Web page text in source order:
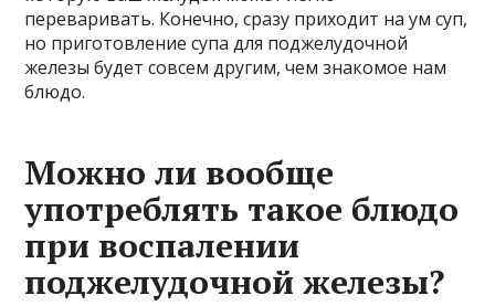
переваривать. Конечно, сразу приходит на ум суп,
но приготовление супа для поджелудочной
железы будет совсем другим, чем знакомое нам
блюдо.
Можно ли вообще
употреблять такое блюдо
при воспалении
поджелудочной железы?